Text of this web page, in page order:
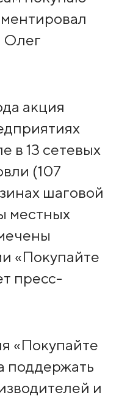
Олег
акция
в 13 сетевых
(107
шаговой
местных
«Покупайте
пресс-
«Покупайте
поддержать
и